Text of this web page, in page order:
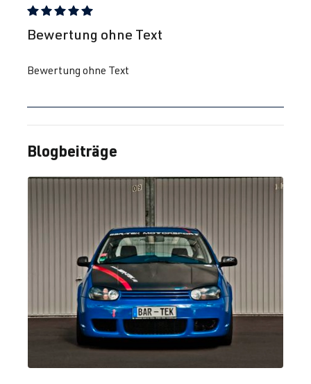
Bewertung mit 5 von 5 Sternen
Bewertung ohne Text
Bewertung ohne Text
Blogbeiträge